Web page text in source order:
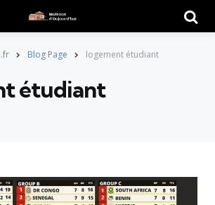
Blog Page logement étudiant
étudiant